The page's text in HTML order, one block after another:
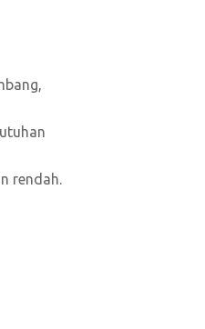
rendah.